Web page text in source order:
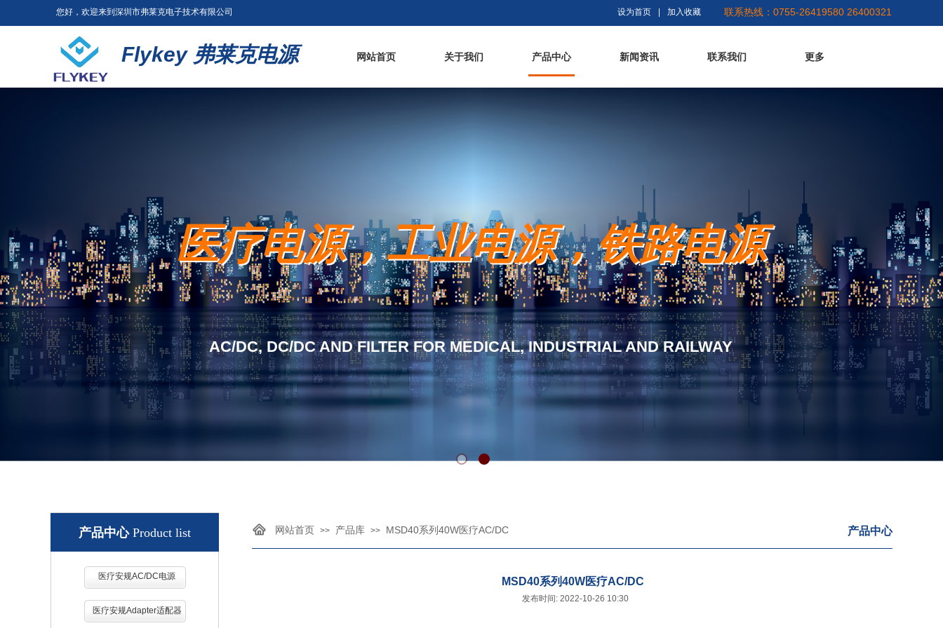
设为首页 加入收藏 联系热线：0755-26419580 26400321
您好，欢迎来到深圳市弗莱克电子技术有限公司
网站首页 关于我们 产品中心 新闻资讯 联系我们 更多
Flykey 弗莱克电源
医疗电源，工业电源，铁路电源
AC/DC, DC/DC AND FILTER FOR MEDICAL, INDUSTRIAL AND RAILWAY
网站首页 >> 产品库 >> MSD40系列40W医疗AC/DC 产品中心
产品中心 Product list
医疗安规AC/DC电源
医疗安规Adapter适配器
MSD40系列40W医疗AC/DC
发布时间: 2022-10-26 10:30